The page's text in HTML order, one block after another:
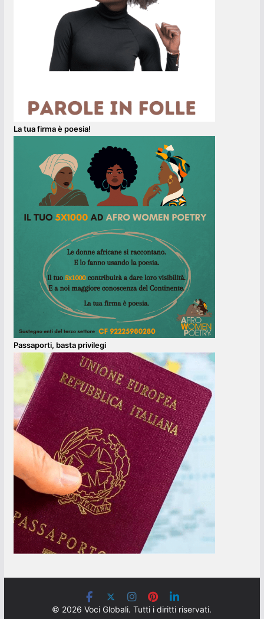
La tua firma è poesia!
Passaporti, basta privilegi
© 2026 Voci Globali. Tutti i diritti riservati.